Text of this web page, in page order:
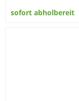
sofort abholbereit